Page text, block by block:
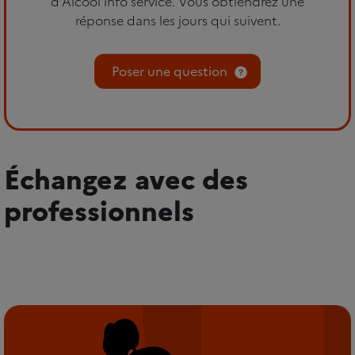
réponse dans les jours qui suivent.
Poser une question
Échangez avec des
professionnels